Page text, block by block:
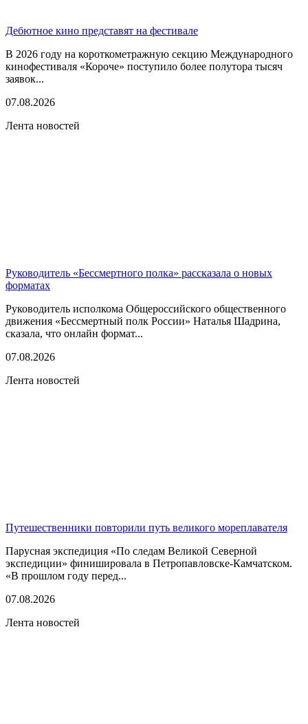
Дебютное кино представят на фестивале
В 2026 году на короткометражную секцию Международного
кинофестиваля «Короче» поступило более полутора тысяч
заявок...
07.08.2026
Лента новостей
Руководитель «Бессмертного полка» рассказала о новых
форматах
Руководитель исполкома Общероссийского общественного
движения «Бессмертный полк России» Наталья Шадрина,
сказала, что онлайн формат...
07.08.2026
Лента новостей
Путешественники повторили путь великого мореплавателя
Парусная экспедиция «По следам Великой Северной
экспедиции» финишировала в Петропавловске-Камчатском.
«В прошлом году перед...
07.08.2026
Лента новостей